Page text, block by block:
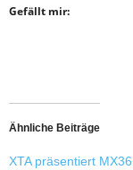
Gefällt mir:
Ähnliche Beiträge
XTA präsentiert MX36